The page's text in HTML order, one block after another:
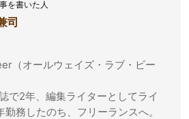
を書いた人
司
（オールウェイズ・ラブ・ビー
で2年、編集ライターとしてライ
務したのち、フリーランスへ。